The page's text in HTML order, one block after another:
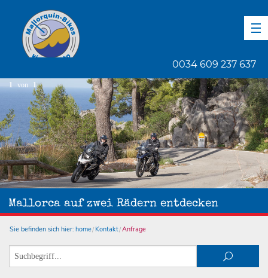
0034 609 237 637
Mallorca auf zwei Rädern entdecken
1 von 1
Sie befinden sich hier: home Kontakt Anfrage